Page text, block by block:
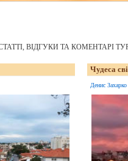
ВІДГУКИ ТА КОМЕНТАРІ
Чудеса
Денис Захарко